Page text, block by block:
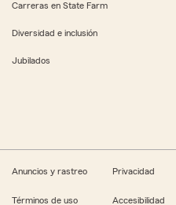
Carreras en State Farm
Diversidad e inclusión
Jubilados
Anuncios y rastreo Privacidad
Términos de uso Accesibilidad